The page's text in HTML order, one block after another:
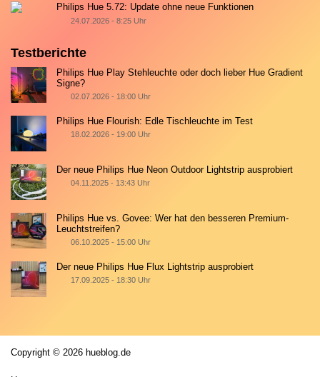
Philips Hue 5.72: Update ohne neue Funktionen
24.07.2026 - 8:25 Uhr
Testberichte
Philips Hue Play Stehleuchte oder doch lieber Hue Gradient
Signe?
02.07.2026 - 18:00 Uhr
Philips Hue Flourish: Edle Tischleuchte im Test
18.02.2026 - 19:00 Uhr
Der neue Philips Hue Neon Outdoor Lightstrip ausprobiert
04.11.2025 - 13:43 Uhr
Philips Hue vs. Govee: Wer hat den besseren Premium-
Leuchtstreifen?
06.10.2025 - 15:00 Uhr
Der neue Philips Hue Flux Lightstrip ausprobiert
17.09.2025 - 18:30 Uhr
Copyright © 2026 hueblog.de